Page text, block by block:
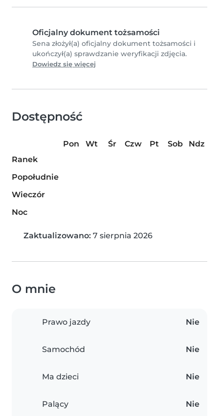
Oficjalny dokument tożsamości
Sena złożył(a) oficjalny dokument tożsamości i
ukończył(a) sprawdzanie weryfikacji zdjęcia.
Dowiedz się więcej
Dostępność
Pon Wt Śr Czw Pt Sob
Ndz
Ranek
Popołudnie
Wieczór
Noc
Zaktualizowano: 7 sierpnia 2026
O mnie
Prawo jazdy Nie
Samochód Nie
Ma dzieci Nie
Palący Nie